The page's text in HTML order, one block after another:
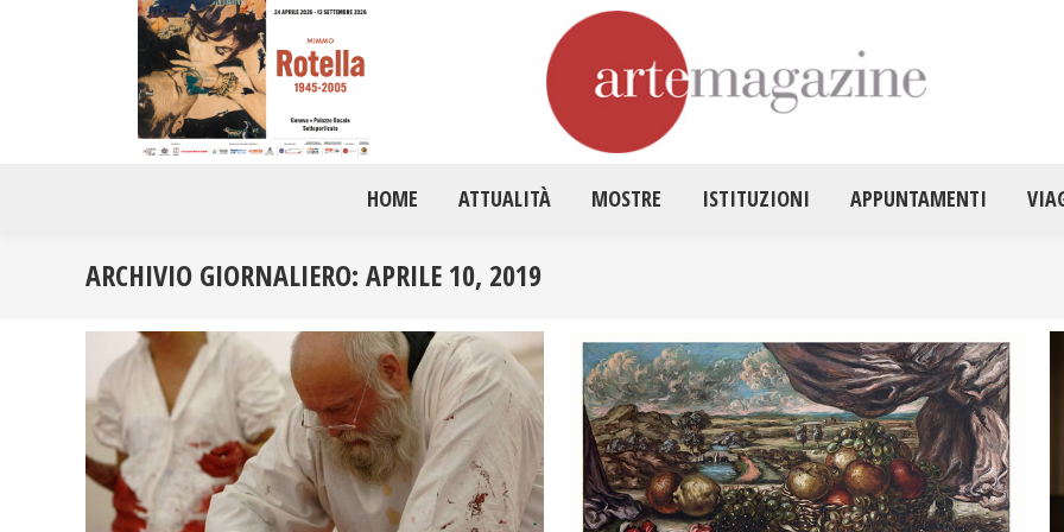
HOME ATTUALITÀ MOSTRE ISTITUZIONI APPUNTAMENTI
ARCHIVIO GIORNALIERO: APRILE 10, 2019
HOME